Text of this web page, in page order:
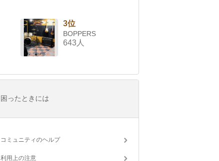
3位
BOPPERS
643人
困ったときには
コミュニティのヘルプ
利用上の注意